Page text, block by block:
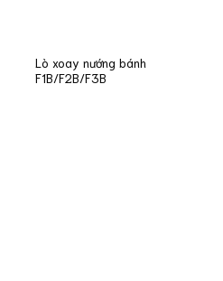
Lò xoay nướng bánh
F1B/F2B/F3B